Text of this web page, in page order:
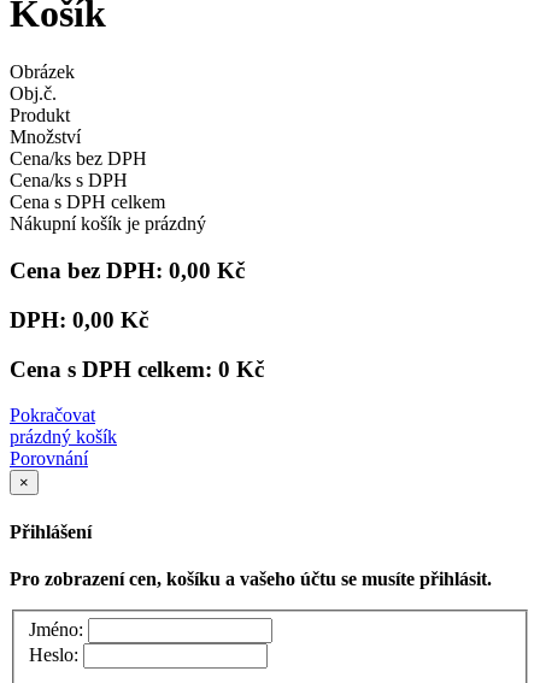
Košík
Obrázek
Obj.č.
Produkt
Množství
Cena/ks bez DPH
Cena/ks s DPH
Cena s DPH celkem
Nákupní košík je prázdný
Cena bez DPH: 0,00 Kč
DPH: 0,00 Kč
Cena s DPH celkem: 0 Kč
Pokračovat
prázdný košík
Porovnání
×
Přihlášení
Pro zobrazení cen, košíku a vašeho účtu se musíte přihlásit.
Jméno:
Heslo: